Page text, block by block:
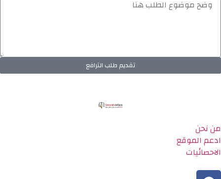
تقديم طلب الترافع
من نحن
ادعم الموقع
الاحصائيات